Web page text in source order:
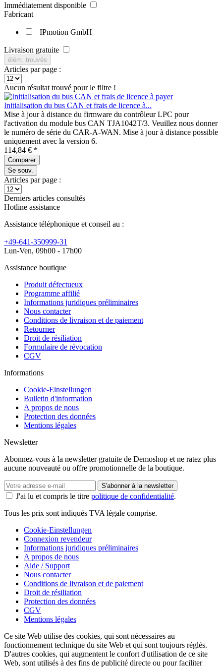
Immédiatement disponible
Fabricant
IPmotion GmbH
Livraison gratuite
élém. trouvés
Articles par page :
Aucun résultat trouvé pour le filtre !
Initialisation du bus CAN et frais de licence à...
Mise à jour à distance du firmware du contrôleur LPC pour
l'activation du module bus CAN TJA1042T/3. Veuillez nous donner
le numéro de série du CAR-A-WAN. Mise à jour à distance possible
uniquement avec la version 6.
114,84 € *
Comparer
Se souv.
Articles par page :
Derniers articles consultés
Hotline assistance
Assistance téléphonique et conseil au :
+49-641-350999-31
Lun-Ven, 09h00 - 17h00
Assistance boutique
Produit défectueux
Programme affilié
Informations juridiques préliminaires
Nous contacter
Conditions de livraison et de paiement
Retourner
Droit de résiliation
Formulaire de révocation
CGV
Informations
Cookie-Einstellungen
Bulletin d'information
A propos de nous
Protection des données
Mentions légales
Newsletter
Abonnez-vous à la newsletter gratuite de Demoshop et ne ratez plus
aucune nouveauté ou offre promotionnelle de la boutique.
S'abonner à la newsletter
J'ai lu et compris le titre politique de confidentialité.
Tous les prix sont indiqués TVA légale comprise.
Cookie-Einstellungen
Connexion revendeur
Informations juridiques préliminaires
A propos de nous
Aide / Support
Nous contacter
Conditions de livraison et de paiement
Droit de résiliation
Protection des données
CGV
Mentions légales
Ce site Web utilise des cookies, qui sont nécessaires au
fonctionnement technique du site Web et qui sont toujours réglés.
D'autres cookies, qui augmentent le confort d'utilisation de ce site
Web, sont utilisés à des fins de publicité directe ou pour faciliter